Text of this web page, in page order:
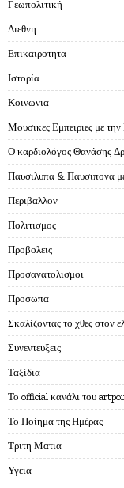
Γεωπολιτική
Διεθνη
Επικαιροτητα
Ιστορία
Κοινωνια
Μουσικες Εμπειριες με
Ο καρδιολόγος Θανάσης
Παυσιλυπα & Παυσιπονα
Περιβαλλον
Πολιτισμος
Προβολεις
Προσανατολισμοι
Προσωπα
Σκαλίζοντας το χθες στον
Συνεντευξεις
Ταξίδια
Το official κανάλι του
Το Ποίημα της Ημέρας
Τριτη Ματια
Υγεια